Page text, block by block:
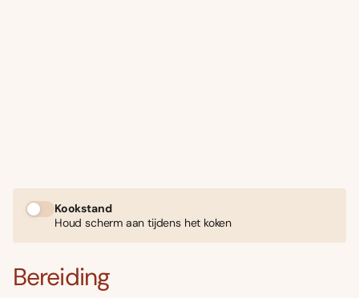
Kookstand
Houd scherm aan tijdens het koken
Bereiding